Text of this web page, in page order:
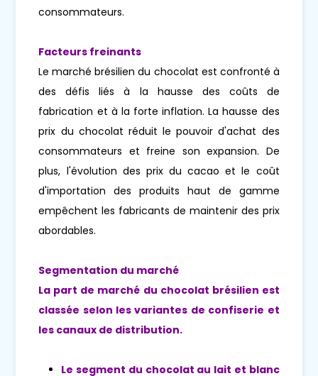
consommateurs.
Facteurs freinants
Le marché brésilien du chocolat est confronté à
des défis liés à la hausse des coûts de
fabrication et à la forte inflation. La hausse des
prix du chocolat réduit le pouvoir d'achat des
consommateurs et freine son expansion. De
plus, l'évolution des prix du cacao et le coût
d'importation des produits haut de gamme
empêchent les fabricants de maintenir des prix
abordables.
Segmentation du marché
La part de marché du chocolat brésilien est
classée selon les variantes de confiserie et
les canaux de distribution.
Le segment du chocolat au lait et blanc